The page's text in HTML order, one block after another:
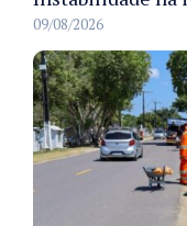
09/08/2026